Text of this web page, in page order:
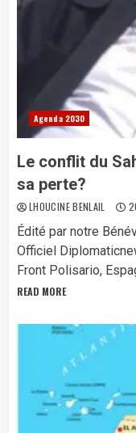
Agenda 2030
Le conflit du
sa perte?
LHOUCINE BENLAIL
Édité par notre
Officiel
Front Polisario,
READ MORE